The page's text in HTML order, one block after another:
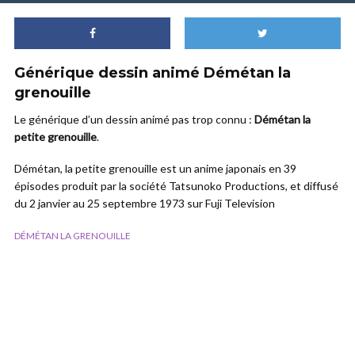
Générique dessin animé Démétan la
grenouille
Le générique d’un dessin animé pas trop connu : Démétan la
petite grenouille.
Démétan, la petite grenouille est un anime japonais en 39
épisodes produit par la société Tatsunoko Productions, et diffusé
du 2 janvier au 25 septembre 1973 sur Fuji Television
DÉMÉTAN LA GRENOUILLE